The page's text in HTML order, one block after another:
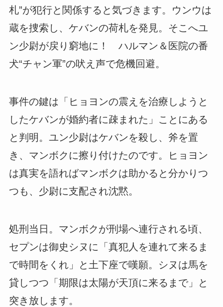
札”が犯行と関係すると気づきます。ウンウは
蔵を捜索し、ケバンの荷札を発見。そこへユ
ン少尉が戻り窮地に！ ハルマン＆医院の番
犬“チャン軍”の吠え声で危機回避。
事件の鍵は「ヒョヨンの震えを治療しようと
したケバンが婚約者に疎まれた」ことにある
と判明。ユン少尉はケバンを殺し、斧を置
き、マンボクに擦り付けたのです。ヒョヨン
は真実を語ればマンボクは助かると分かりつ
つも、少尉に支配され沈黙。
処刑当日。マンボクが刑場へ連行される頃、
セプンは御史シヌに「真犯人を連れて来るま
で時間をくれ」と土下座で嘆願。シヌは馬を
貸しつつ「期限は太陽が天頂に来るまで」と
突き放します。